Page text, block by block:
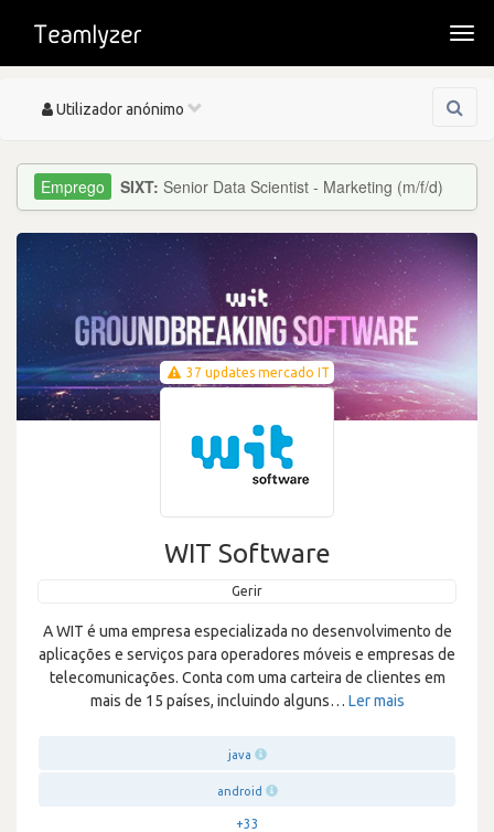
Toggle
Utilizador anónimo
SIXT: Senior Data Scientist - Marketing (m/f/d)
37 updates mercado IT
WIT Software
Gerir
A WIT é uma empresa especializada no desenvolvimento de
aplicações e serviços para operadores móveis e empresas de
telecomunicações. Conta com uma carteira de clientes em
mais de 15 países, incluindo alguns… Ler mais
java
android
+33